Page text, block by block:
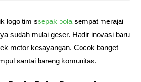
logo tim ssepak bola sempat merajai
sudah mulai geser. Hadir inovasi baru
motor kesayangan. Cocok banget
santai bareng komunitas.